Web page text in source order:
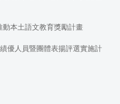
本土語文教育獎勵計畫
優人員暨團體表揚評選實施計